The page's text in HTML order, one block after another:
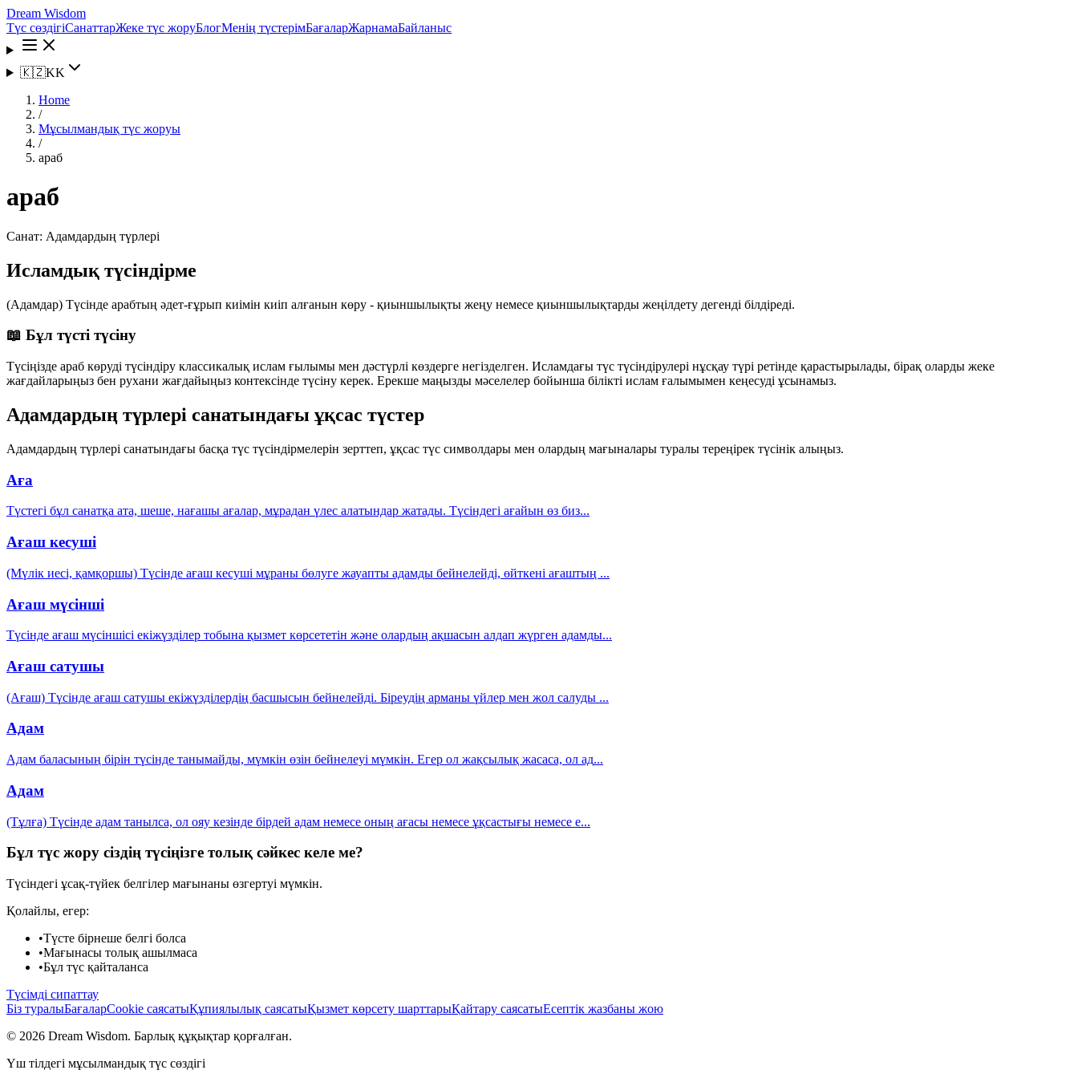
Dream Wisdom
Түс сөздігіСанаттарЖеке түс жоруБлогМенің түстерімБағаларЖарнамаБайланыс
🇰🇿KK
Home
/
Мұсылмандық түс жоруы
/
араб
араб
Санат: Адамдардың түрлері
Исламдық түсіндірме
(Адамдар) Түсінде арабтың әдет-ғұрып киімін киіп алғанын көру - қиыншылықты жеңу немесе қиыншылықтарды жеңілдету дегенді білдіреді.
📖 Бұл түсті түсіну
Түсіңізде араб көруді түсіндіру классикалық ислам ғылымы мен дәстүрлі көздерге негізделген. Исламдағы түс түсіндірулері нұсқау түрі ретінде қарастырылады, бірақ оларды жеке
жағдайларыңыз бен рухани жағдайыңыз контексінде түсіну керек. Ерекше маңызды мәселелер бойынша білікті ислам ғалымымен кеңесуді ұсынамыз.
Адамдардың түрлері санатындағы ұқсас түстер
Адамдардың түрлері санатындағы басқа түс түсіндірмелерін зерттеп, ұқсас түс символдары мен олардың мағыналары туралы тереңірек түсінік алыңыз.
Аға
Түстегі бұл санатқа ата, шеше, нағашы ағалар, мұрадан үлес алатындар жатады. Түсіндегі ағайын өз биз...
Ағаш кесуші
(Мүлік иесі, қамқоршы) Түсінде ағаш кесуші мұраны бөлуге жауапты адамды бейнелейді, өйткені ағаштың ...
Ағаш мүсінші
Түсінде ағаш мүсіншісі екіжүзділер тобына қызмет көрсететін және олардың ақшасын алдап жүрген адамды...
Ағаш сатушы
(Ағаш) Түсінде ағаш сатушы екіжүзділердің басшысын бейнелейді. Біреудің арманы үйлер мен жол салуды ...
Адам
Адам баласының бірін түсінде танымайды, мүмкін өзін бейнелеуі мүмкін. Егер ол жақсылық жасаса, ол ад...
Адам
(Тұлға) Түсінде адам танылса, ол ояу кезінде бірдей адам немесе оның ағасы немесе ұқсастығы немесе е...
Бұл түс жору сіздің түсіңізге толық сәйкес келе ме?
Түсіндегі ұсақ-түйек белгілер мағынаны өзгертуі мүмкін.
Қолайлы, егер:
•Түсте бірнеше белгі болса
•Мағынасы толық ашылмаса
•Бұл түс қайталанса
Түсімді сипаттау
Біз туралыБағаларCookie саясатыҚұпиялылық саясатыҚызмет көрсету шарттарыҚайтару саясатыЕсептік жазбаны жою
© 2026 Dream Wisdom. Барлық құқықтар қорғалған.
Үш тілдегі мұсылмандық түс сөздігі